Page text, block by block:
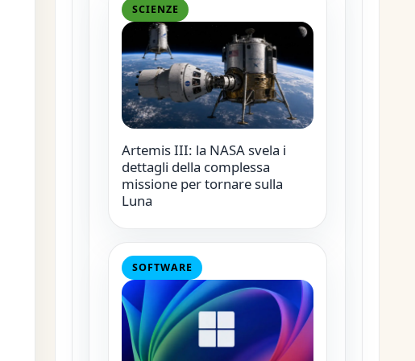
SCIENZE
Artemis III: la NASA svela i
dettagli della complessa
missione per tornare sulla
Luna
SOFTWARE